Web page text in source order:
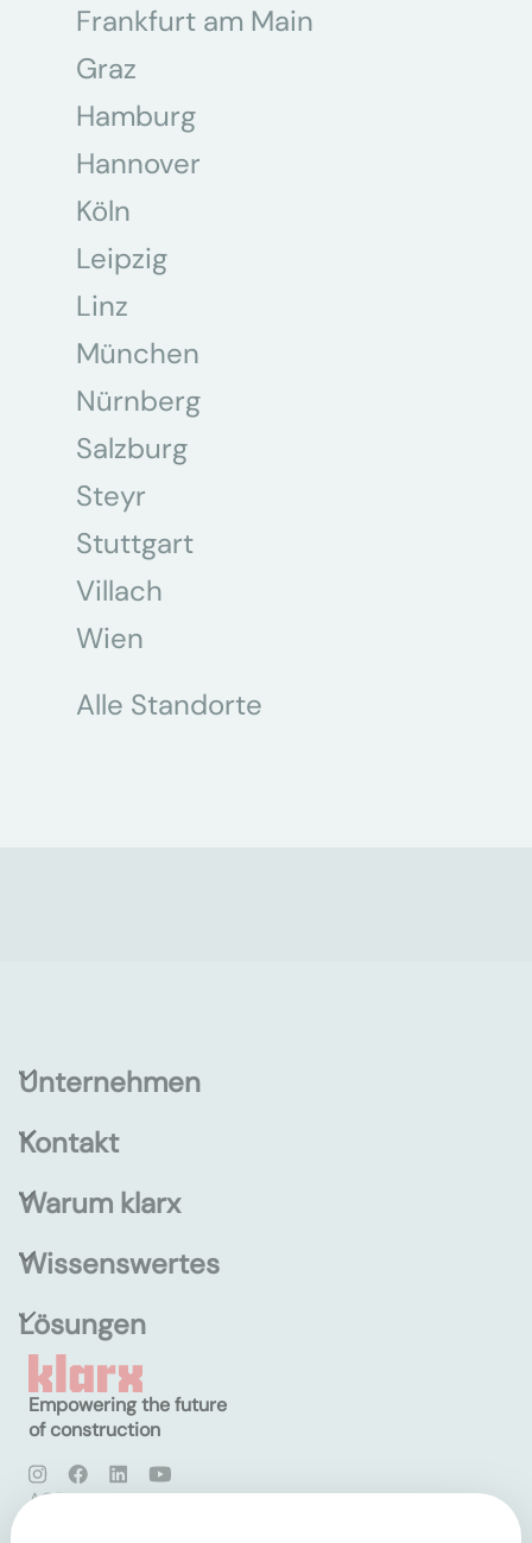
Frankfurt am Main
Graz
Hamburg
Hannover
Köln
Leipzig
Linz
München
Nürnberg
Salzburg
Steyr
Stuttgart
Villach
Wien
Alle Standorte
Unternehmen
Kontakt
Warum klarx
Wissenswertes
Lösungen
Empowering the future
of construction
AGB